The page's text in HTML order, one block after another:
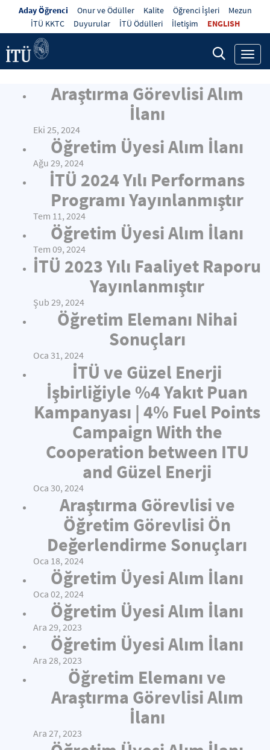
Aday Öğrenci Onur ve Ödüller Kalite Öğrenci İşleri
Mezun
İTÜ KKTC
Duyurular İTÜ Ödülleri İletişim ENGLISH
Araştırma Görevlisi Alım
İlanı
Eki 25, 2024
Öğretim Üyesi Alım İlanı
Ağu 29, 2024
İTÜ 2024 Yılı Performans
Programı Yayınlanmıştır
Tem 11, 2024
Öğretim Üyesi Alım İlanı
Tem 09, 2024
İTÜ 2023 Yılı Faaliyet Raporu
Yayınlanmıştır
Şub 29, 2024
Öğretim Elemanı Nihai
Sonuçları
Oca 31, 2024
İTÜ ve Güzel Enerji
İşbirliğiyle %4 Yakıt Puan
Kampanyası | 4% Fuel Points
Campaign With the
Cooperation between ITU
and Güzel Enerji
Oca 30, 2024
Araştırma Görevlisi ve
Öğretim Görevlisi Ön
Değerlendirme Sonuçları
Oca 18, 2024
Öğretim Üyesi Alım İlanı
Oca 02, 2024
Öğretim Üyesi Alım İlanı
Ara 29, 2023
Öğretim Üyesi Alım İlanı
Ara 28, 2023
Öğretim Elemanı ve
Araştırma Görevlisi Alım
İlanı
Ara 27, 2023